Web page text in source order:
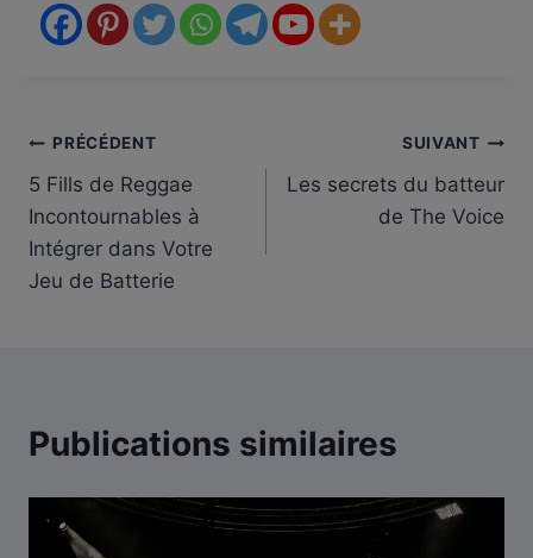
Navigation
de
l’article
PRÉCÉDENT
5 Fills de Reggae
Incontournables à
Intégrer dans Votre
Jeu de Batterie
SUIVANT
Les secrets du batteur
de The Voice
Publications similaires